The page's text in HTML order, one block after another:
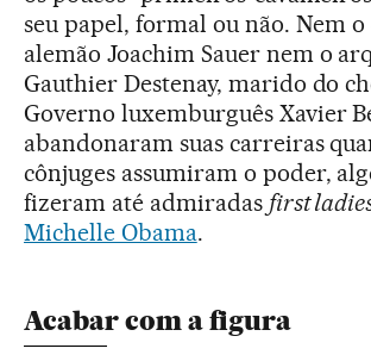
seu papel, formal ou não. Nem
alemão Joachim Sauer nem o
Gauthier Destenay, marido do
Governo luxemburguês Xavier
abandonaram suas carreiras
cônjuges assumiram o poder,
fizeram até admiradas first
Michelle Obama.
Acabar com a figura